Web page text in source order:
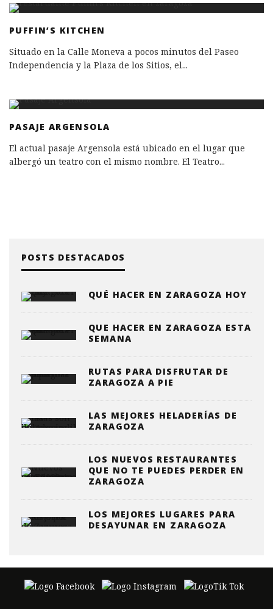
PUFFIN’S KITCHEN
Situado en la Calle Moneva a pocos minutos del Paseo
Independencia y la Plaza de los Sitios, el...
PASAJE ARGENSOLA
El actual pasaje Argensola está ubicado en el lugar que
albergó un teatro con el mismo nombre. El Teatro...
POSTS DESTACADOS
QUÉ HACER EN ZARAGOZA HOY
QUE HACER EN ZARAGOZA ESTA
SEMANA
RUTAS PARA DISFRUTAR DE
ZARAGOZA A PIE
LAS MEJORES HELADERÍAS DE
ZARAGOZA
LOS NUEVOS RESTAURANTES
QUE NO TE PUEDES PERDER EN
ZARAGOZA
LOS MEJORES LUGARES PARA
DESAYUNAR EN ZARAGOZA